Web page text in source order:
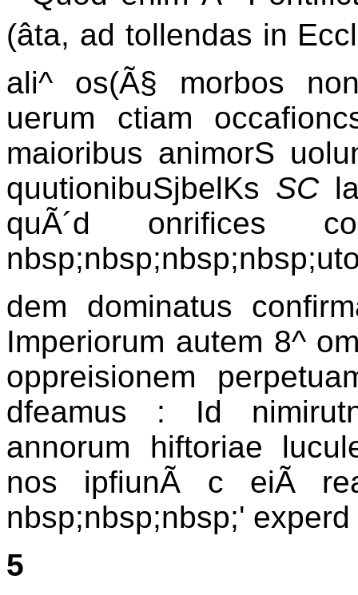
(âta, ad tollendas in
ali^ os(Ã§ morbos
uerum ctiam
maioribus animorS
quutionibuSjbelKs SC
quÃ´d onrifices
dem dominatus
Imperiorum autem 8^
oppreisionem
dfeamus : Id
annorum hiftoriae
nos ipfiunÃ c eiÃ
nbsp;nbsp;nbsp;' experd
5